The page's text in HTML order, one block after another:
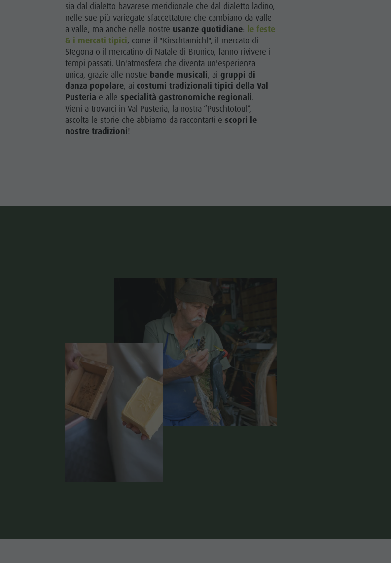
Benessere
Parchi naturali
La Val Pusteria
Alto Adige
Dolasilla Saga
Eventi
Guide A-Z
sia dal dialetto bavarese meridionale che dal dialetto ladino,
nelle sue più variegate sfaccettature che cambiano da valle
a valle, ma anche nelle nostre usanze quotidiane: le feste
& i mercati tipici, come il "Kirschtamichl", il mercato di
Stegona o il mercatino di Natale di Brunico, fanno rivivere i
tempi passati. Un'atmosfera che diventa un'esperienza
unica, grazie alle nostre bande musicali, ai gruppi di
danza popolare, ai costumi tradizionali tipici della Val
Pusteria e alle specialità gastronomiche regionali.
Vieni a trovarci in Val Pusteria, la nostra “Puschtotoul”,
ascolta le storie che abbiamo da raccontarti e scopri le
nostre tradizioni!